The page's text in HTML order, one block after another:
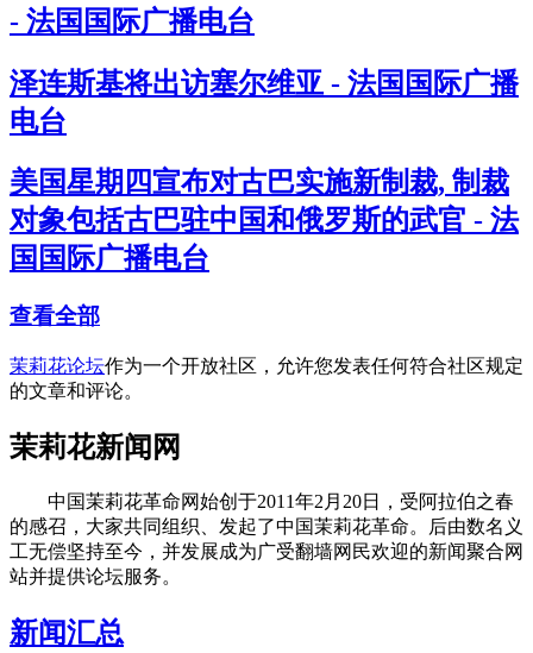
- 法国国际广播电台
泽连斯基将出访塞尔维亚 - 法国国际广播
电台
美国星期四宣布对古巴实施新制裁, 制裁
对象包括古巴驻中国和俄罗斯的武官 - 法
国国际广播电台
查看全部
茉莉花论坛作为一个开放社区，允许您发表任何符合社区规定
的文章和评论。
茉莉花新闻网
中国茉莉花革命网始创于2011年2月20日，受阿拉伯之春
的感召，大家共同组织、发起了中国茉莉花革命。后由数名义
工无偿坚持至今，并发展成为广受翻墙网民欢迎的新闻聚合网
站并提供论坛服务。
新闻汇总